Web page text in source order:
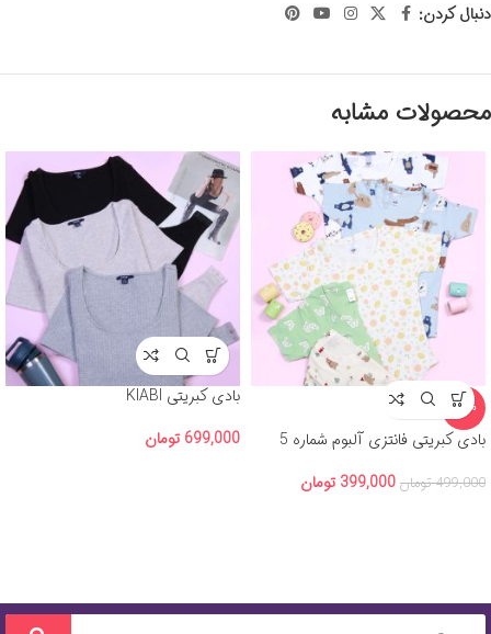
دنبال کردن:
محصولات مشابه
-20%
بادی کبریتی فانتزی آلبوم شماره 5
499,000 تومان 399,000 تومان
بادی کبریتی KIABI
699,000 تومان